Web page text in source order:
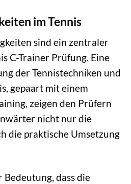
im Tennis
sind ein zentraler
C-Trainer Prüfung. Eine
der Tennistechniken und
gepaart mit einem
zeigen den Prüfern
nicht nur die
die praktische Umsetzung
dass die